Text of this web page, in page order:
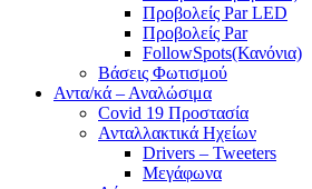
Προβολείς Par LED
Προβολείς Par
FollowSpots(Κανόνια)
Βάσεις Φωτισμού
Αντα/κά – Αναλώσιμα
Covid 19 Προστασία
Ανταλλακτικά Ηχείων
Drivers – Tweeters
Μεγάφωνα